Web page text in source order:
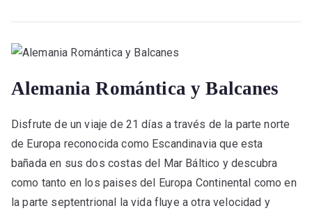
Alemania Romántica y Balcanes
Disfrute de un viaje de 21 días a través de la parte norte
de Europa reconocida como Escandinavia que esta
bañada en sus dos costas del Mar Báltico y descubra
como tanto en los paises del Europa Continental como en
la parte septentrional la vida fluye a otra velocidad y